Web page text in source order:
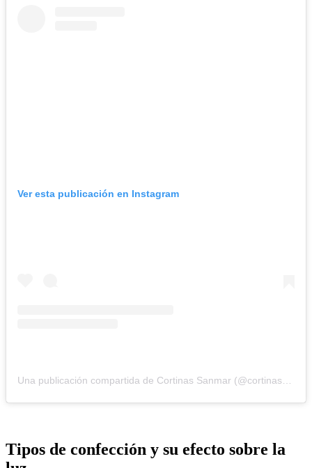
Ver esta publicación en Instagram
Tipos de confección y su efecto sobre la